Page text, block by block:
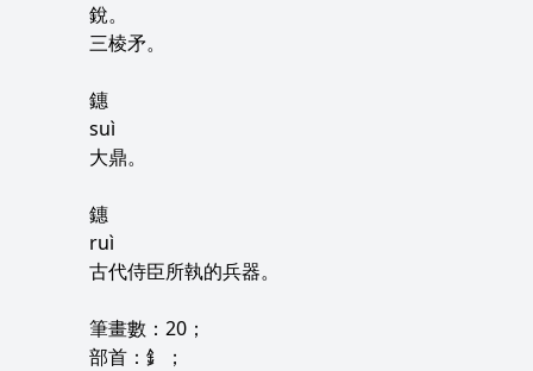
銳。
三棱矛。
鏸
suì
大鼎。
鏸
ruì
古代侍臣所執的兵器。
筆畫數：20；
部首：釒；